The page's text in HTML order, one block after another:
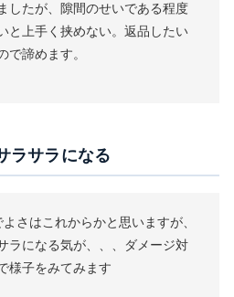
したが、隙間のせいである程度
と上手く挟めない。返品したい
で諦めます。
ラサラになる
さはこれからかと思いますが、
ラになる気が、、、ダメージ対
様子をみてみます